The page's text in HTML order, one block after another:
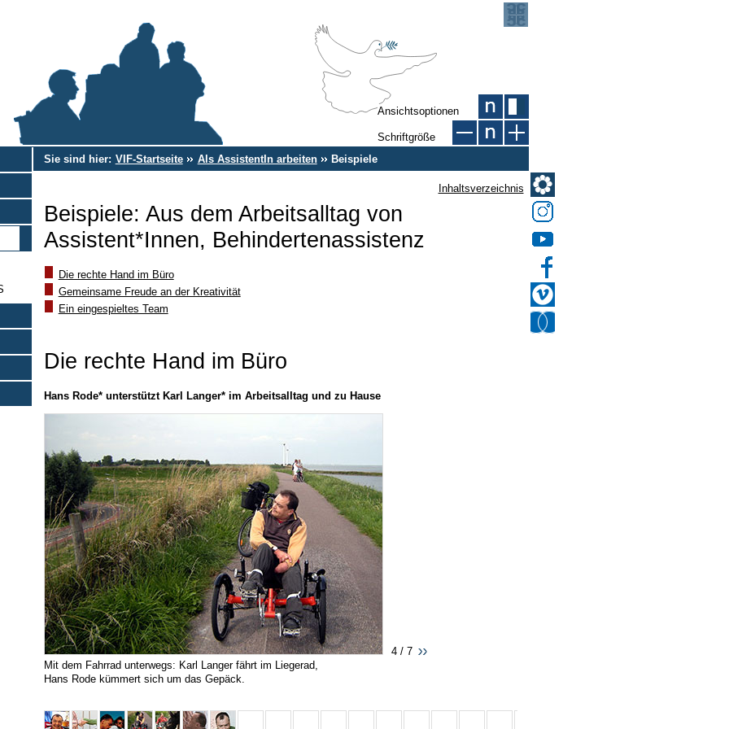
Ansichtsoptionen
Schriftgröße
Sie sind hier: VIF-Startseite Als AssistentIn arbeiten Beispiele
Inhaltsverzeichnis
Beispiele: Aus dem Arbeitsalltag von
Assistent*Innen, Behindertenassistenz
Die rechte Hand im Büro
Gemeinsame Freude an der Kreativität
Ein eingespieltes Team
Die rechte Hand im Büro
Hans Rode* unterstützt Karl Langer* im Arbeitsalltag und zu Hause
4 / 7
Mit dem Fahrrad unterwegs: Karl Langer fährt im Liegerad,
Hans Rode kümmert sich um das Gepäck.